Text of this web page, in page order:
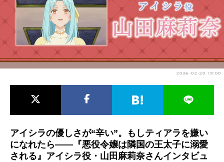
アニメ映画一覧 実写化映画一覧
今期アニメ曜日別一覧
春アニメ 夏アニメ
男性声優/女性声優一覧
2026-02-20 19:00
アイシラの優しさが“辛い”。もしティアラを嫌い
になれたら――『悪役令嬢は隣国の王太子に溺愛
される』アイシラ役・山田麻莉奈さんインタビュ